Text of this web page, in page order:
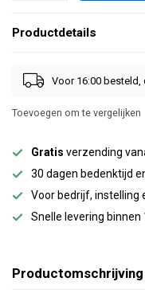
Productdetails
Voor 16:00 besteld,
Toevoegen om te vergelijken
Gratis verzending
30 dagen bedenktijd
Voor bedrijf, instelling
Snelle levering binnen
Productomschrijving